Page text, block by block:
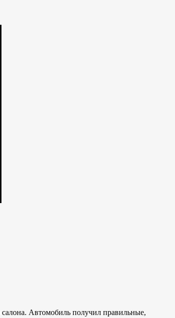
Автомобиль получил правильные,